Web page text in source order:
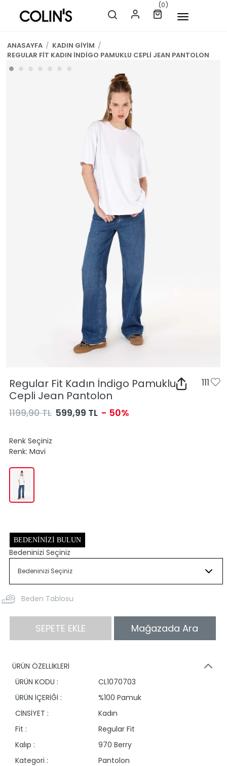
(0)
ANASAYFA / KADIN GİYİM /
REGULAR FİT KADIN İNDİGO PAMUKLU CEPLİ JEAN PANTOLON
Regular Fit Kadın İndigo Pamuklu
Cepli Jean Pantolon
111
1199,90 TL 599,99 TL - 50%
Renk Seçiniz
Renk: Mavi
BEDENINIZI BULUN
Bedeninizi Seçiniz
Beden Tablosu
SEPETE EKLE Mağazada Ara
ÜRÜN ÖZELLİKLERİ
ÜRÜN KODU :
CL1070703
ÜRÜN İÇERİĞİ :
%100 Pamuk
CİNSİYET :
Kadın
Fit :
Regular Fit
Kalıp :
970 Berry
Kategori :
Pantolon